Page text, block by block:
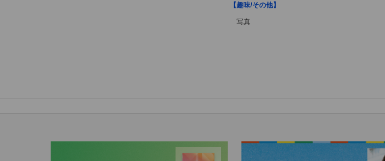
【趣味/その他】
写真